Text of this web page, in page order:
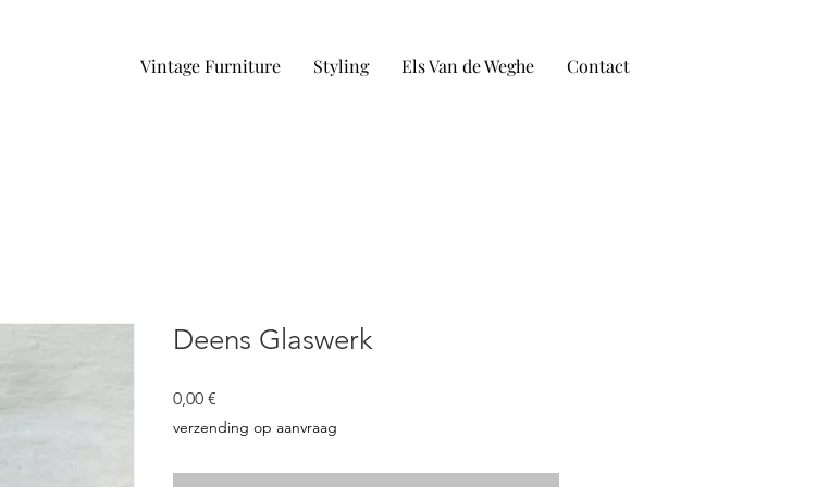
Vintage Furniture Styling Els Van de Weghe Contact
Deens Glaswerk
0,00 €
verzending op aanvraag